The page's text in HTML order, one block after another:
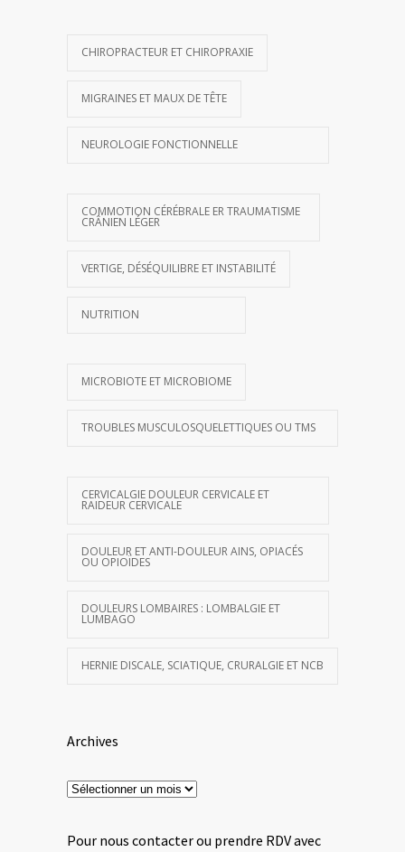
CHIROPRACTEUR ET CHIROPRAXIE
MIGRAINES ET MAUX DE TÊTE
NEUROLOGIE FONCTIONNELLE
COMMOTION CÉRÉBRALE ER TRAUMATISME
CRÂNIEN LÉGER
VERTIGE, DÉSÉQUILIBRE ET INSTABILITÉ
NUTRITION
MICROBIOTE ET MICROBIOME
TROUBLES MUSCULOSQUELETTIQUES OU TMS
CERVICALGIE DOULEUR CERVICALE ET
RAIDEUR CERVICALE
DOULEUR ET ANTI-DOULEUR AINS, OPIACÉS
OU OPIOÏDES
DOULEURS LOMBAIRES : LOMBALGIE ET
LUMBAGO
HERNIE DISCALE, SCIATIQUE, CRURALGIE ET NCB
Archives
Pour nous contacter ou prendre RDV avec